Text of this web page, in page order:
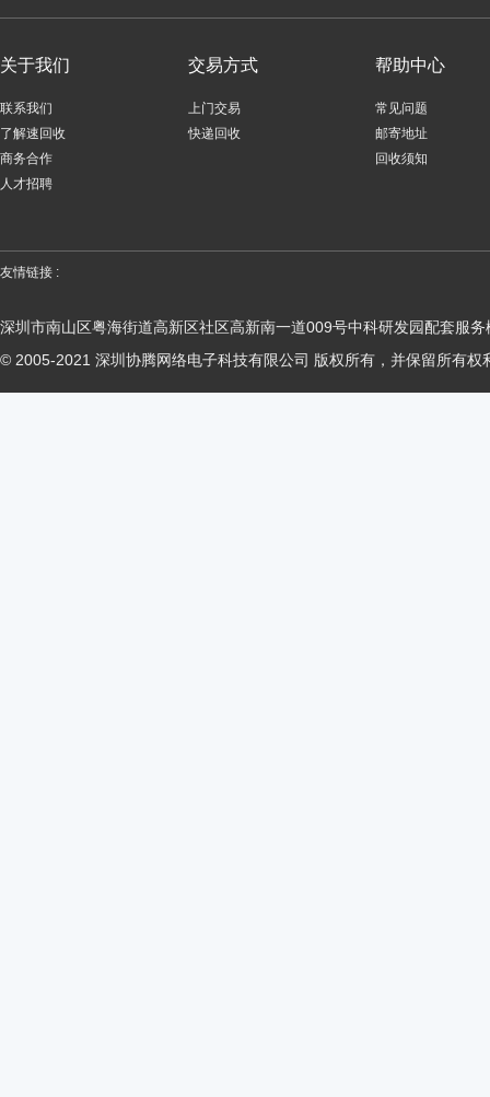
关于我们
联系我们
了解速回收
商务合作
人才招聘
交易方式
上门交易
快递回收
帮助中心
常见问题
邮寄地址
回收须知
友情链接 :
深圳市南山区粤海街道高新区社区高新南一道009号中科研发园配套服务
© 2005-2021 深圳协腾网络电子科技有限公司 版权所有，并保留所有权